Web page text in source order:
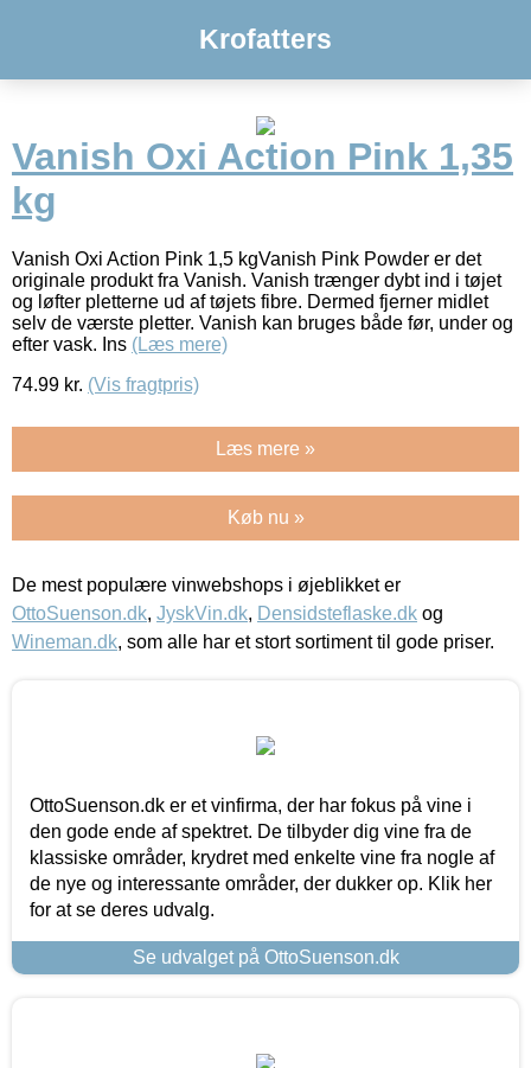
Krofatters
Vanish Oxi Action Pink 1,35
kg
Vanish Oxi Action Pink 1,5 kgVanish Pink Powder er det
originale produkt fra Vanish. Vanish trænger dybt ind i tøjet
og løfter pletterne ud af tøjets fibre. Dermed fjerner midlet
selv de værste pletter. Vanish kan bruges både før, under og
efter vask. Ins (Læs mere)
74.99 kr. (Vis fragtpris)
Læs mere »
Køb nu »
De mest populære vinwebshops i øjeblikket er
OttoSuenson.dk, JyskVin.dk, Densidsteflaske.dk og
Wineman.dk, som alle har et stort sortiment til gode priser.
OttoSuenson.dk er et vinfirma, der har fokus på vine i
den gode ende af spektret. De tilbyder dig vine fra de
klassiske områder, krydret med enkelte vine fra nogle af
de nye og interessante områder, der dukker op. Klik her
for at se deres udvalg.
Se udvalget på OttoSuenson.dk